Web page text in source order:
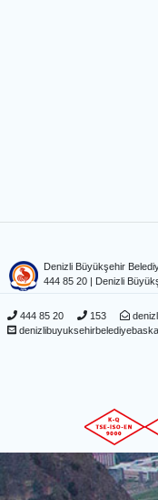
Denizli Büyükşehir
444 85 20 | Denizli
444 85 20 153